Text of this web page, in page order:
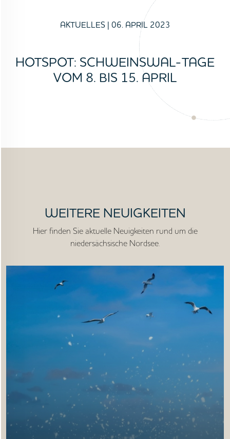
AKTUELLES | 06. APRIL 2023
HOTSPOT: SCHWEINSWAL-TAGE
VOM 8. BIS 15. APRIL
WEITERE NEUIGKEITEN
Hier finden Sie aktuelle Neuigkeiten rund um die
niedersächsische Nordsee.